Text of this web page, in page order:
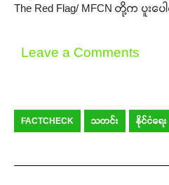
The Red Flag/ MFCN တို့က ပူးပ
Leave a Comments
FACTCHECK သတင်း နိုင်ငံရေး